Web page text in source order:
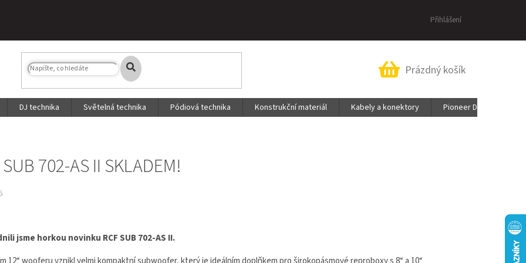
Přihlášení
Nákupní
Prázdný košík
DJ technika Světelná technika Pódiová technika Konstrukční materiál Kabely a konektory Pioneer DJ &
SUB 702-AS II SKLADEM!
jsme horkou novinku RCF SUB 702-AS II.